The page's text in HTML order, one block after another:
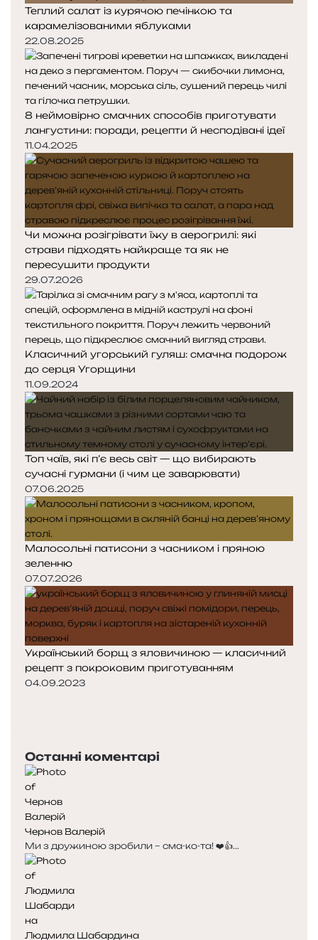
Теплий салат із курячою печінкою та
карамелізованими яблуками
22.08.2025
8 неймовірно смачних способів приготувати
лангустини: поради, рецепти й несподівані ідеї
11.04.2025
Чи можна розігрівати їжу в аерогрилі: які
страви підходять найкраще та як не
пересушити продукти
29.07.2026
Класичний угорський гуляш: смачна подорож
до серця Угорщини
11.09.2024
Топ чаїв, які п’є весь світ — що вибирають
сучасні гурмани (і чим це заварювати)
07.06.2025
Малосольні патисони з часником і пряною
зеленню
07.07.2026
Український борщ з яловичиною — класичний
рецепт з покроковим приготуванням
04.09.2023
Останні коментарі
Чернов Валерій
Ми з дружиною зробили – сма-ко-та! ❤️👍...
Людмила Шабардина